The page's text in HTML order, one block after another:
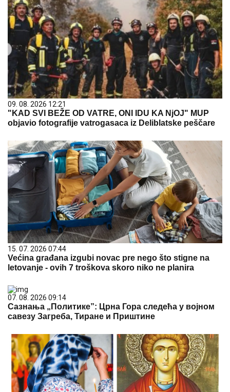
09. 08. 2026 12:21
"KAD SVI BEŽE OD VATRE, ONI IDU KA NjOJ" MUP
objavio fotografije vatrogasaca iz Deliblatske peščare
15. 07. 2026 07:44
Većina građana izgubi novac pre nego što stigne na
letovanje - ovih 7 troškova skoro niko ne planira
07. 08. 2026 09:14
Сазнања „Политике”: Црна Гора следећа у војном
савезу Загреба, Тиране и Приштине